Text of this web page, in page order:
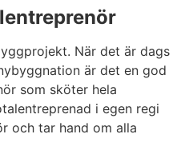
När det är dags
är det en god
som sköter hela
i egen regi
och tar hand om alla